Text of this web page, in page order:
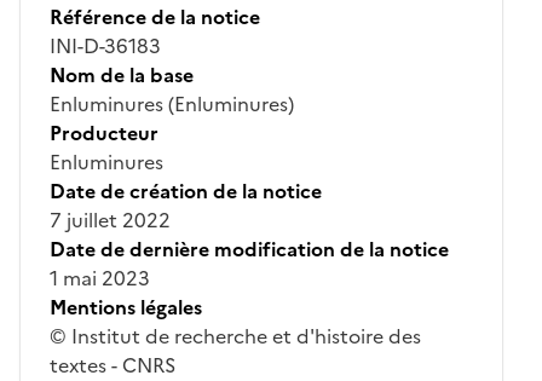
Référence de la notice
INI-D-36183
Nom de la base
Enluminures (Enluminures)
Producteur
Enluminures
Date de création de la notice
7 juillet 2022
Date de dernière modification de la notice
1 mai 2023
Mentions légales
© Institut de recherche et d'histoire des
textes - CNRS